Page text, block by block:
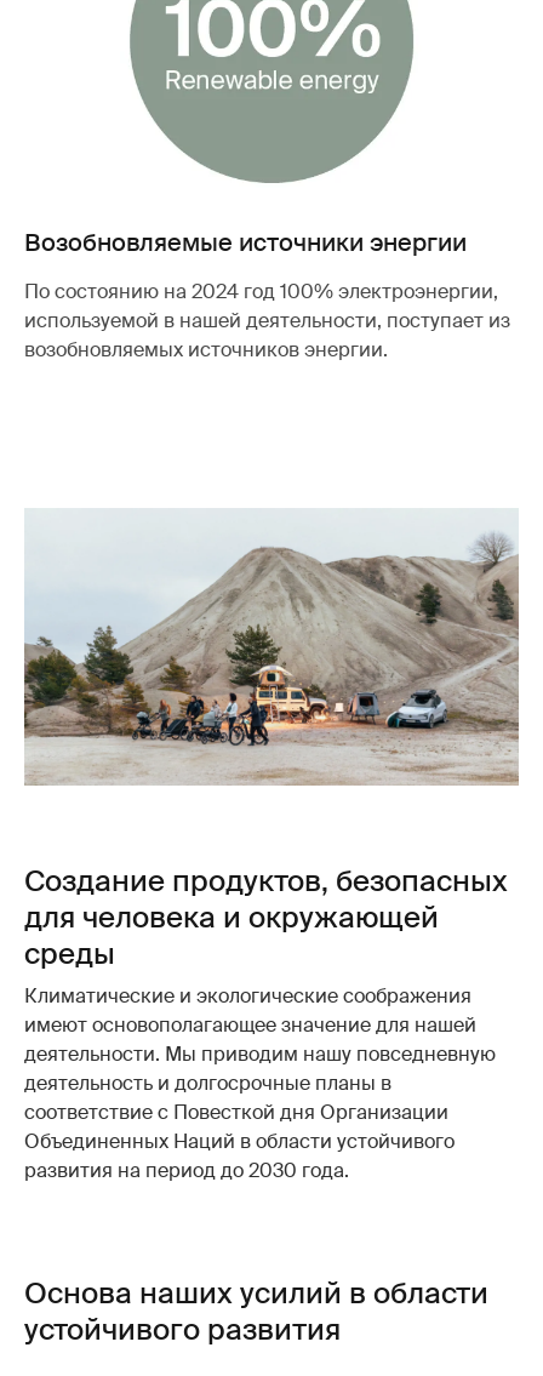
Возобновляемые источники энергии
По состоянию на 2024 год 100% электроэнергии,
используемой в нашей деятельности, поступает из
возобновляемых источников энергии.
Создание продуктов, безопасных
для человека и окружающей
среды
Климатические и экологические соображения
имеют основополагающее значение для нашей
деятельности. Мы приводим нашу повседневную
деятельность и долгосрочные планы в
соответствие с Повесткой дня Организации
Объединенных Наций в области устойчивого
развития на период до 2030 года.
Основа наших усилий в области
устойчивого развития